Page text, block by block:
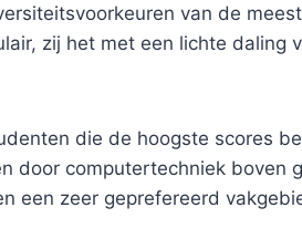
van de
zij het met een lichte daling
die de hoogste scores
door computertechniek boven
een zeer geprefereerd